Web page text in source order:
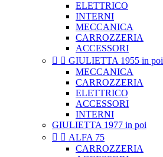
ELETTRICO
INTERNI
MECCANICA
CARROZZERIA
ACCESSORI
  GIULIETTA 1955 in poi
MECCANICA
CARROZZERIA
ELETTRICO
ACCESSORI
INTERNI
GIULIETTA 1977 in poi
  ALFA 75
CARROZZERIA